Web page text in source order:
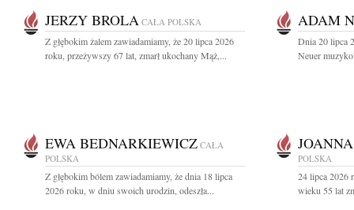
JERZY BROLA CAŁA POLSKA
Z głębokim żalem zawiadamiamy, że 20 lipca 2026
roku, przeżywszy 67 lat, zmarł ukochany Mąż,...
ADAM
Dnia 20 lipca
Neuer
EWA BEDNARKIEWICZ CAŁA
POLSKA
Z głębokim bólem zawiadamiamy, że dnia 18 lipca
2026 roku, w dniu swoich urodzin, odeszła...
POLSKA
24 lipca 2026
wieku 55 lat